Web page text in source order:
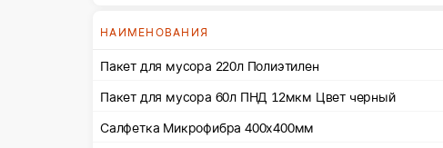
НАИМЕНОВАНИЯ
Пакет для мусора 220л Полиэтилен
Пакет для мусора 60л ПНД 12мкм Цвет черный
Салфетка Микрофибра 400х400мм